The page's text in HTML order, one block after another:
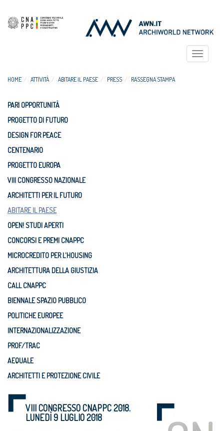
Toggle
HOME ATTIVITÀ ABITARE IL PAESE PRESS RASSEGNA STAMPA
PARI OPPORTUNITÀ
PROGETTO DI FUTURO
DESIGN FOR PEACE
CENTENARIO
PROGETTO EUROPA
VIII CONGRESSO NAZIONALE
ARCHITETTI PER IL FUTURO
ABITARE IL PAESE
OPEN! STUDI APERTI
CONCORSI E PREMI CNAPPC
MICROCREDITO PER L'HOUSING
ARCHITETTURA DELLA GIUSTIZIA
CALL CNAPPC
BIENNALE SPAZIO PUBBLICO
POLITICHE EUROPEE
INTERNAZIONALIZZAZIONE
PROF/TRAC
AEQUALE
ARCHITETTI E PROTEZIONE CIVILE
VIII CONGRESSO CNAPPC 2018.
LUNEDÌ 9 LUGLIO 2018